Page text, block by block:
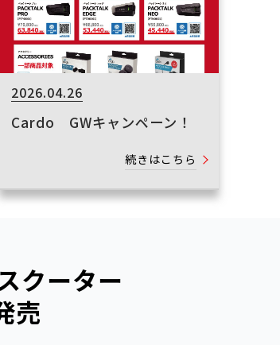
2026.04.26
Cardo GWキャンペーン！
続きはこちら
クーター
売